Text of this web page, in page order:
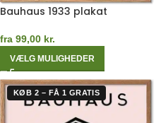
Bauhaus 1933 plakat
fra 99,00 kr.
VÆLG MULIGHEDER
KØB 2 – FÅ 1 GRATIS